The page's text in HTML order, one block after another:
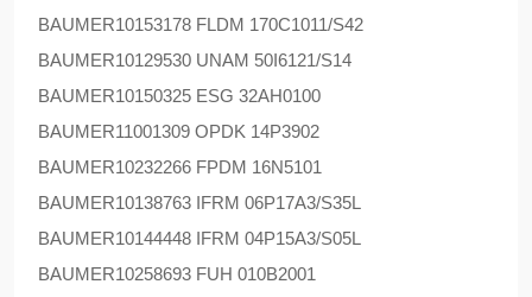
BAUMER10153178 FLDM 170C1011/S42
BAUMER10129530 UNAM 50I6121/S14
BAUMER10150325 ESG 32AH0100
BAUMER11001309 OPDK 14P3902
BAUMER10232266 FPDM 16N5101
BAUMER10138763 IFRM 06P17A3/S35L
BAUMER10144448 IFRM 04P15A3/S05L
BAUMER10258693 FUH 010B2001